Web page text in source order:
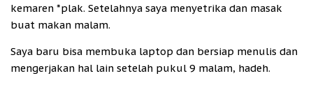
kemaren *plak. Setelahnya saya menyetrika dan masak
buat makan malam.
Saya baru bisa membuka laptop dan bersiap menulis dan
mengerjakan hal lain setelah pukul 9 malam, hadeh.